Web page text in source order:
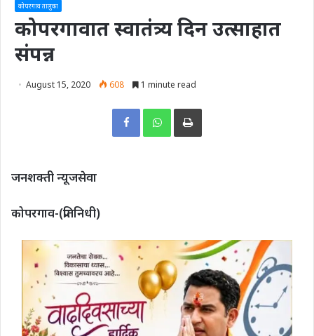
कोपरगाव तालुका
कोपरगावात स्वातंत्र्य दिन उत्साहात
संपन्न
August 15, 2020 608 1 minute read
Print
जनशक्ती न्यूजसेवा
कोपरगाव-(प्रतिनिधी)